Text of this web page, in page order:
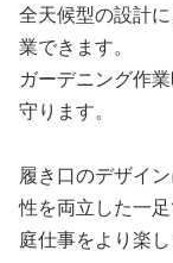
全天候型の設計
業できます。
ガーデニング作
守ります。
履き口のデザイ
性を両立した一足
庭仕事をより楽